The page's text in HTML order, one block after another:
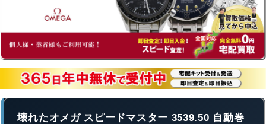
壊れたオメガ スピードマスター 3539.50 自動巻